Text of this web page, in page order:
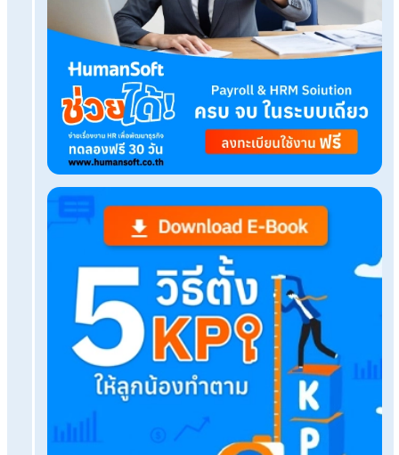
Tags:
แอปลงเวลาทำงาน
Related Blog
จ้างบริษัททำเงินเดือนคุ้มกว่าไหม?5จุดที่SMEมักพล
เอง
คำนวณเงินเดือนเสร็จ ทำจ่ายได้ทันทีด้วยระบบ HR